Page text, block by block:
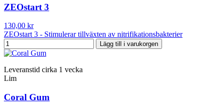
ZEOstart 3
130,00 kr
ZEOstart 3 - Stimulerar tillväxten av nitrifikationsbakterier
Lägg till i varukorgen
Leveranstid cirka 1 vecka
Lim
Coral Gum